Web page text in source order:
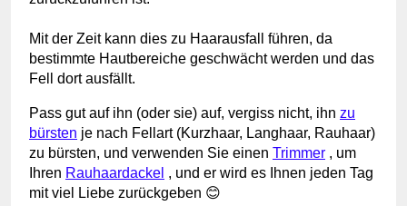
Mit der Zeit kann dies zu Haarausfall führen, da
bestimmte Hautbereiche geschwächt werden und das
Fell dort ausfällt.
Pass gut auf ihn (oder sie) auf, vergiss nicht, ihn zu
bürsten je nach Fellart (Kurzhaar, Langhaar, Rauhaar)
zu bürsten, und verwenden Sie einen Trimmer , um
Ihren Rauhaardackel , und er wird es Ihnen jeden Tag
mit viel Liebe zurückgeben 😊